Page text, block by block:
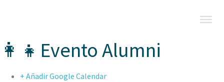
👩‍👧Evento Alumni
+ Añadir Google Calendar